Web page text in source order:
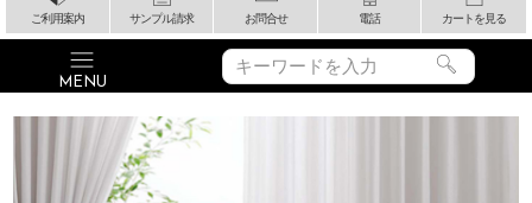
ご利用案内 サンプル請求 お問合せ 電話 カートを見る